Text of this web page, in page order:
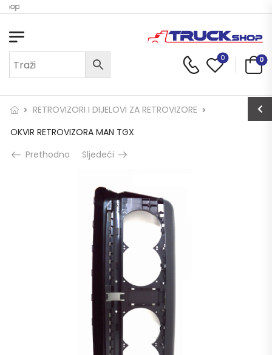
0 0
RETROVIZORI I DIJELOVI ZA RETROVIZORE
OKVIR RETROVIZORA MAN TGX
Prethodno
Sljedeći